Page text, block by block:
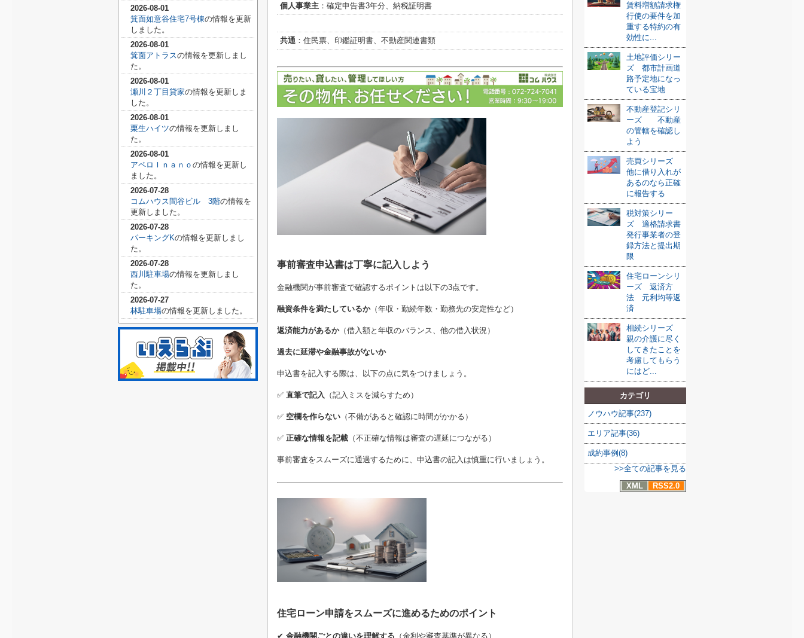
個人事業主 ：確定申告書3年分、納税証明書
共通 ：住民票、印鑑証明書、不動産関連書類
事前審査申込書は丁寧に記入しよう
金融機関が事前審査で確認するポイントは以下の3点です。
融資条件を満たしているか（年収・勤続年数・勤務先の安定性など）
返済能力があるか（借入額と年収のバランス、他の借入状況）
過去に延滞や金融事故がないか
申込書を記入する際は、以下の点に気をつけましょう。
✅ 直筆で記入 （記入ミスを減らすため）
✅ 空欄を作らない （不備があると確認に時間がかかる）
✅ 正確な情報を記載 （不正確な情報は審査の遅延につながる）
事前審査をスムーズに通過するために、申込書の記入は慎重に行いましょう。
住宅ローン申請をスムーズに進めるためのポイント
✔ 金融機関ごとの違いを理解する （金利や審査基準が異なる）
賃料増額請求権
行使の要件を加
重する特約の有
効性に...
土地評価シリー
ズ 都市計画道
路予定地になっ
ている宝地
不動産登記シリ
ーズ 不動産
の管轄を確認し
よう
売買シリーズ
他に借り入れが
あるのなら正確
に報告する
税対策シリー
ズ 適格請求書
発行事業者の登
録方法と提出期
限
住宅ローンシリ
ーズ 返済方
法 元利均等返
済
相続シリーズ
親の介護に尽く
してきたことを
考慮してもらう
にはど...
カテゴリ
ノウハウ記事(237)
エリア記事(36)
成約事例(8)
>>全ての記事を見る
XML
RSS2.0
2026-08-01
箕面如意谷住宅7号棟の情報を更新
しました。
2026-08-01
箕面アトラスの情報を更新しまし
た。
2026-08-01
瀬川２丁目貸家の情報を更新しま
した。
2026-08-01
栗生ハイツの情報を更新しまし
た。
2026-08-01
アペロＩｎａｎｏ の情報を更新し
ました。
2026-07-28
コムハウス間谷ビル 3階の情報を
更新しました。
2026-07-28
パーキングKの情報を更新しまし
た。
2026-07-28
西川駐車場の情報を更新しまし
た。
2026-07-27
林駐車場の情報を更新しました。